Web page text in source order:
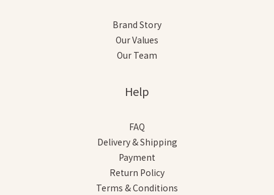
Brand Story
Our Values
Our Team
Help
FAQ
Delivery & Shipping
Payment
Return Policy
Terms & Conditions